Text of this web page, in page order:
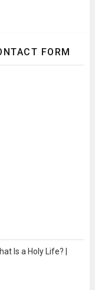
FORM
Is a Holy Life? |